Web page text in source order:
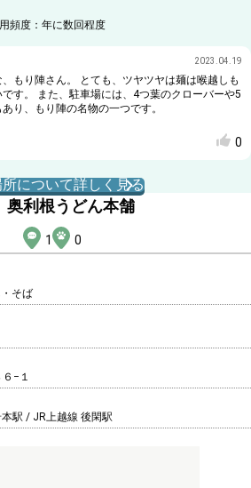
頻度： 年に数回程度
2023.04.19
もり陣さん。 とても、ツヤツヤは麺は喉越しも
す。 また、駐車場には、4つ葉のクローバーや5
り、もり陣の名物の一つです。
0
について詳しく見る
奥利根うどん本舗
1 0
そば
−１
駅 / JR上越線 後閑駅